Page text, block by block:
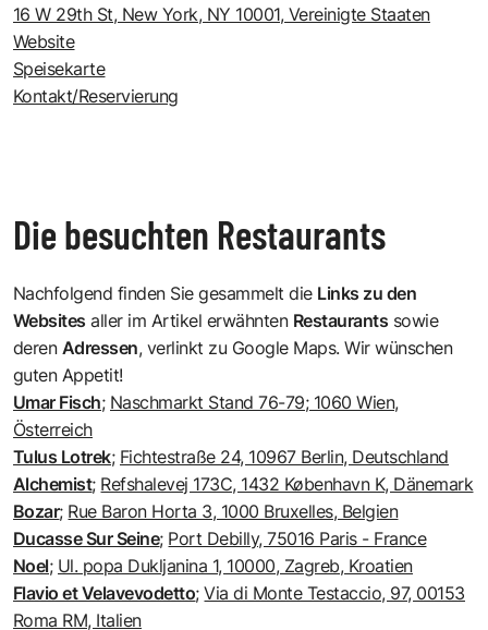
16 W 29th St, New York, NY 10001, Vereinigte Staaten
Website
Speisekarte
Kontakt/Reservierung
Die besuchten Restaurants
Nachfolgend finden Sie gesammelt die Links zu den
Websites aller im Artikel erwähnten Restaurants sowie
deren Adressen, verlinkt zu Google Maps. Wir wünschen
guten Appetit!
Umar Fisch; Naschmarkt Stand 76-79; 1060 Wien,
Österreich
Tulus Lotrek; Fichtestraße 24, 10967 Berlin, Deutschland
Alchemist; Refshalevej 173C, 1432 København K, Dänemark
Bozar; Rue Baron Horta 3, 1000 Bruxelles, Belgien
Ducasse Sur Seine; Port Debilly, 75016 Paris - France
Noel; Ul. popa Dukljanina 1, 10000, Zagreb, Kroatien
Flavio et Velavevodetto;Via di Monte Testaccio, 97, 00153
Roma RM, Italien